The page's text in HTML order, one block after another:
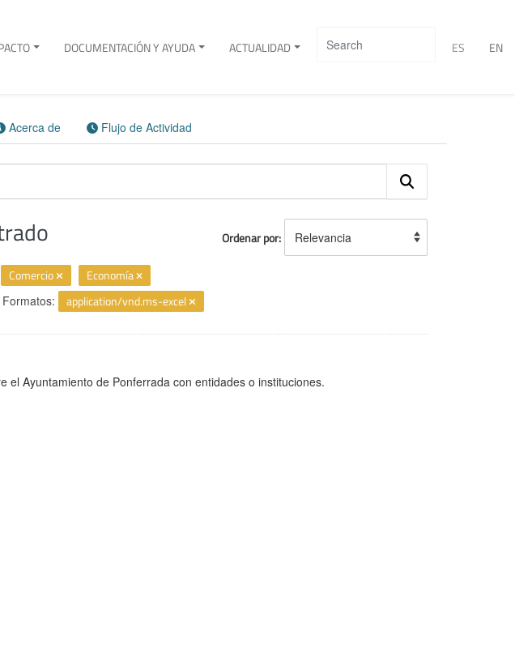
ES EN
DOCUMENTACIÓN Y AYUDA ACTUALIDAD
Acerca de Flujo de Actividad
Ordenar por
Comercio Economía
Formatos: application/vnd.ms-excel
el Ayuntamiento de Ponferrada con entidades o instituciones.